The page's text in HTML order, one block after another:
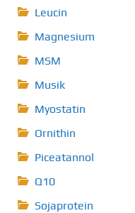
Leucin
Magnesium
MSM
Musik
Myostatin
Ornithin
Piceatannol
Q10
Sojaprotein